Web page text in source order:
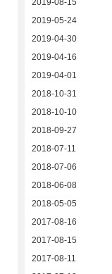
2019-08-15
2019-05-24
2019-04-30
2019-04-16
2019-04-01
2018-10-31
2018-10-10
2018-09-27
2018-07-11
2018-07-06
2018-06-08
2018-05-05
2017-08-16
2017-08-15
2017-08-11